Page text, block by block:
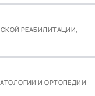
РЕАБИЛИТАЦИИ,
И ОРТОПЕДИИ